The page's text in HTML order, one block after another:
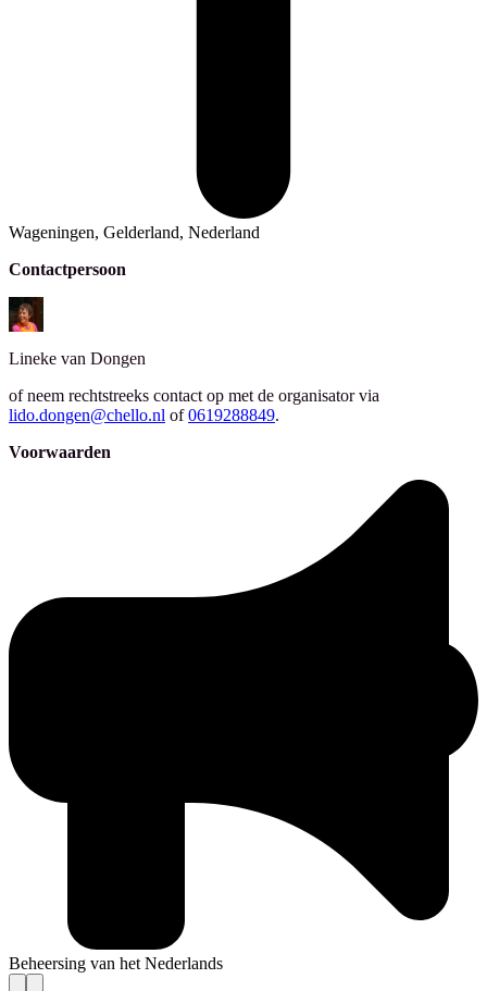
Wageningen, Gelderland, Nederland
Contactpersoon
Lineke van Dongen
of neem rechtstreeks contact op met de organisator via
lido.dongen@chello.nl of 0619288849.
Voorwaarden
Beheersing van het Nederlands